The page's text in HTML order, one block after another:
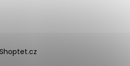
Shoptet.cz